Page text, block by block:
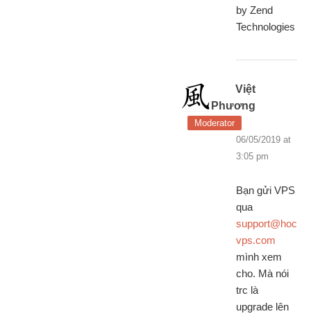
by Zend
Technologies
Việt
Phương
Moderator
06/05/2019 at
3:05 pm
Bạn gửi VPS
qua
support@hoc
vps.com
mình xem
cho. Mà nói
trc là
upgrade lên